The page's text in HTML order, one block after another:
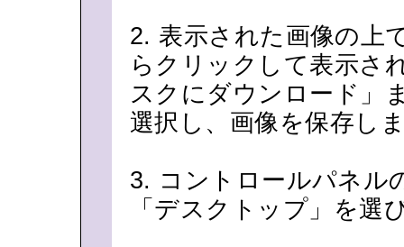
2. 表示された画像の上
らクリックして表示さ
スクにダウンロード」
選択し、画像を保存し
3. コントロールパネル
「デスクトップ」を選